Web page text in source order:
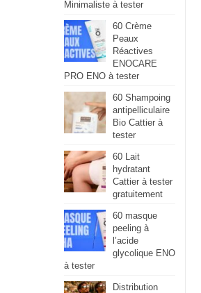
Minimaliste à tester
60 Crème
Peaux
Réactives
ENOCARE
PRO ENO à tester
60 Shampoing
antipelliculaire
Bio Cattier à
tester
60 Lait
hydratant
Cattier à tester
gratuitement
60 masque
peeling à
l’acide
glycolique ENO
à tester
Distribution